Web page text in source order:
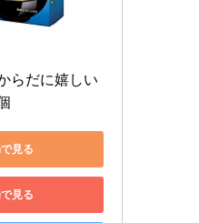
らだに嬉しい
見る
見る